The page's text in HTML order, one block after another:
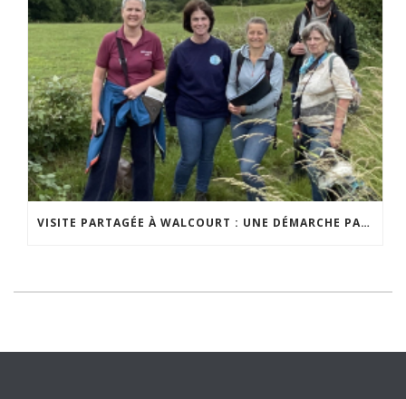
VISITE PARTAGÉE À WALCOURT : UNE DÉMARCHE PARTICIPATIVE ANIMÉE PAR ESPACE ENVIRONNEMENT